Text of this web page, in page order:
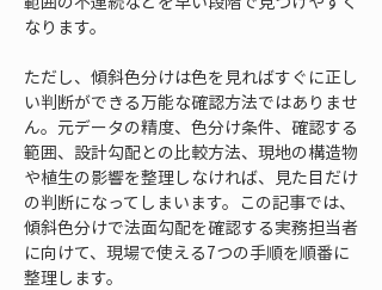
なります。
ただし、傾斜色分けは色を見ればすぐに正し
い判断ができる万能な確認方法ではありませ
ん。元データの精度、色分け条件、確認する
範囲、設計勾配との比較方法、現地の構造物
や植生の影響を整理しなければ、見た目だけ
の判断になってしまいます。この記事では、
傾斜色分けで法面勾配を確認する実務担当者
に向けて、現場で使える7つの手順を順番に
整理します。